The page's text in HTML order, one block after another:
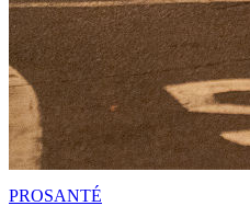
PROSANTÉ